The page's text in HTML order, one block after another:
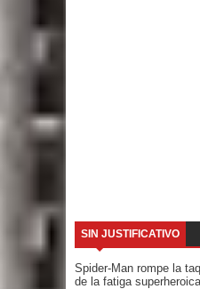
SIN JUSTIFICATIVO
Spider-Man rompe la
de la fatiga superheroica